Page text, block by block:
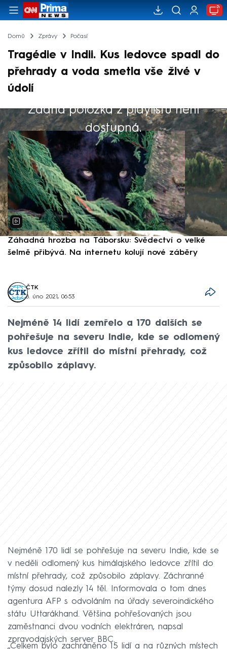
Domů Zprávy Počasí
Tragédie v Indii. Kus ledovce spadl do
přehrady a voda smetla vše živé v
údolí
Žádná položka z playlistu není
dostupná.
Výběr redakce
Záhadná hrozba na Táborsku: Svědectví o velké
šelmě přibývá. Na internetu kolují nové záběry
ČTK
8. úno 2021, 06:53
Nejméně 14 lidí zemřelo a 170 dalších se
pohřešuje na severu Indie, kde se odlomený
kus ledovce zřítil do místní přehrady, což
způsobilo záplavy.
Nejméně 170 lidí se pohřešuje na severu Indie, kde se
v neděli odlomený kus himálajského ledovce zřítil do
místní přehrady, což způsobilo záplavy. Záchranné
týmy dosud nalezly 14 těl. Informovala o tom dnes
agentura AFP s odvoláním na úřady severoindického
státu Uttarákhand. Většina pohřešovaných jsou
zaměstnanci dvou vodních elektráren, napsal
zpravodajských server BBC.
„Celkem bylo zachráněno 15 lidí a na různých místech